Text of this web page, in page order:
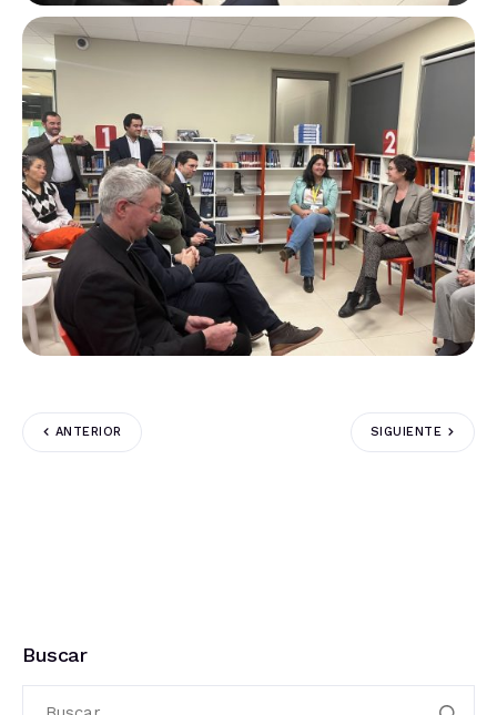
ANTERIOR SIGUIENTE
Buscar